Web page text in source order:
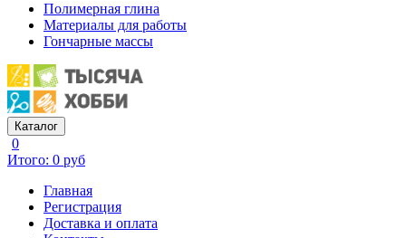
Полимерная глина
Материалы для работы
Гончарные массы
Каталог
0
Итого: 0 руб
Главная
Регистрация
Доставка и оплата